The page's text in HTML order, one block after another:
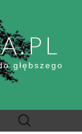
głębszego
Szukaj: